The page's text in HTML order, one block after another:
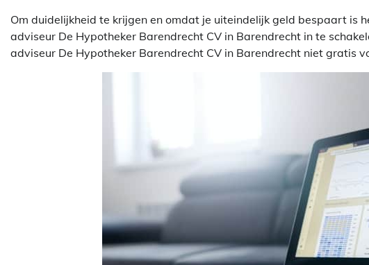
Om duidelijkheid te krijgen en omdat je uiteindelijk geld bespaart is
adviseur De Hypotheker Barendrecht CV in Barendrecht in te
adviseur De Hypotheker Barendrecht CV in Barendrecht niet gratis